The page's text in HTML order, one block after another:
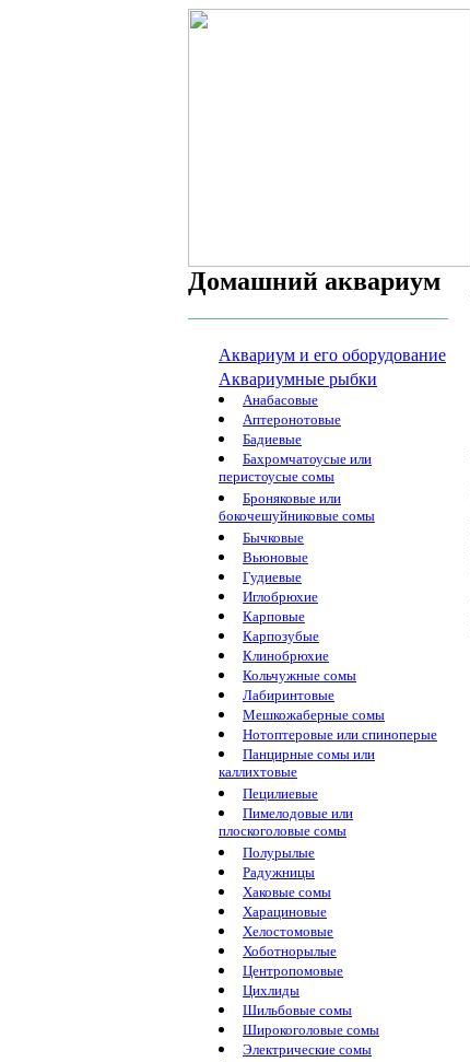
Домашний аквариум
Аквариум и его оборудование
Аквариумные рыбки
Анабасовые
Аптеронотовые
Бадиевые
Бахромчатоусые или
перистоусые сомы
Броняковые или
бокочешуйниковые сомы
Бычковые
Вьюновые
Гудиевые
Иглобрюхие
Карповые
Карпозубые
Клинобрюхие
Кольчужные сомы
Лабиринтовые
Мешкожаберные сомы
Нотоптеровые или спиноперые
Панцирные сомы или
каллихтовые
Пецилиевые
Пимелодовые или
плоскоголовые сомы
Полурылые
Радужницы
Хаковые сомы
Харациновые
Хелостомовые
Хоботнорылые
Центропомовые
Цихлиды
Шильбовые сомы
Широкоголовые сомы
Электрические сомы